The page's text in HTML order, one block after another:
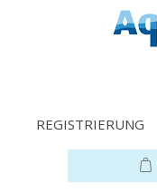
REGISTRIERUNG